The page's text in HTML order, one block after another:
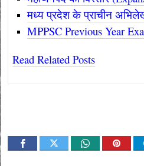
मध्य प्रदेश के प्राचीन
MPPSC Previous Year
Read Related Posts